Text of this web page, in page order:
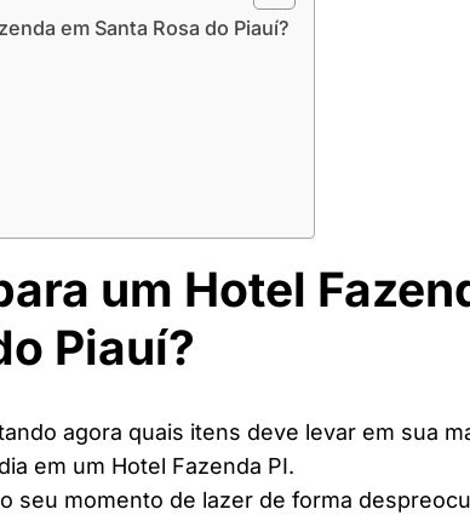
em Santa Rosa do Piauí?
um Hotel
Piauí?
agora quais itens deve levar em sua
em um Hotel Fazenda PI.
seu momento de lazer de forma